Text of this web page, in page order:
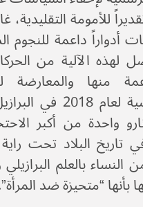
للأمومة التقليدية،
أدواراً داعمة للنجوم
لهذه الآلية من
منها والمعارضة
بولسونارو الرئاسية
واحدة من أكبر
تاريخ البلاد تحت
النساء بالعلم
بأنها “متحيزة ضد